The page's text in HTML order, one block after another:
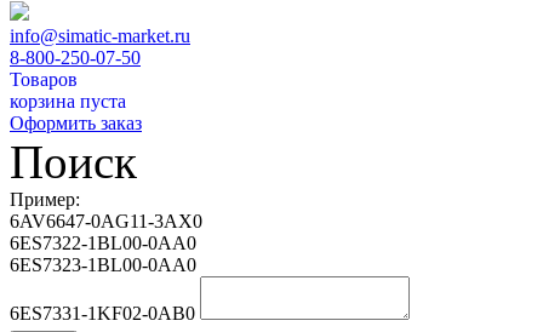
info@simatic-market.ru
8-800-250-07-50
Товаров
корзина пуста
Оформить заказ
Поиск
Пример:
6AV6647-0AG11-3AX0
6ES7322-1BL00-0AA0
6ES7323-1BL00-0AA0
6ES7331-1KF02-0AB0